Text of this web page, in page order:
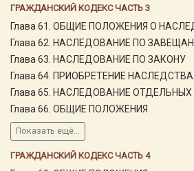
ГРАЖДАНСКИЙ КОДЕКС ЧАСТЬ 3
Глава 61. ОБЩИЕ ПОЛОЖЕНИЯ О
Глава 62. НАСЛЕДОВАНИЕ ПО
Глава 63. НАСЛЕДОВАНИЕ ПО ЗАКОНУ
Глава 64. ПРИОБРЕТЕНИЕ НАСЛЕДСТВА
Глава 65. НАСЛЕДОВАНИЕ
Глава 66. ОБЩИЕ ПОЛОЖЕНИЯ
Показать ещё...
ГРАЖДАНСКИЙ КОДЕКС ЧАСТЬ 4